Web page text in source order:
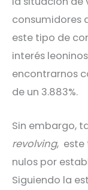
consumidores
este tipo de
interés
encontrarnos
de un 3.883%.
Sin embargo,
revolving, este
nulos por
Siguiendo la